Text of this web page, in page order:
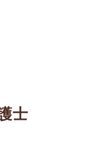
士